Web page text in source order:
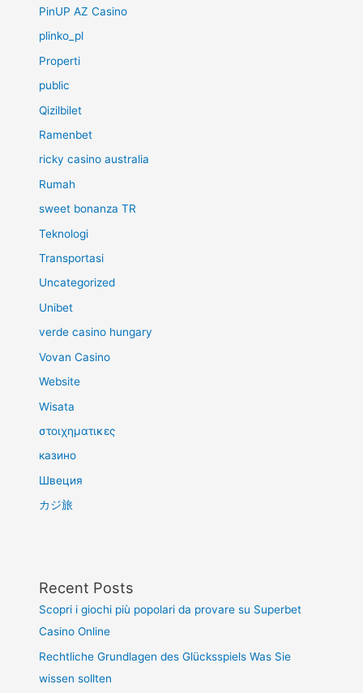
PinUP AZ Casino
plinko_pl
Properti
public
Qizilbilet
Ramenbet
ricky casino australia
Rumah
sweet bonanza TR
Teknologi
Transportasi
Uncategorized
Unibet
verde casino hungary
Vovan Casino
Website
Wisata
στοιχηματικες
казино
Швеция
カジ旅
Recent Posts
Scopri i giochi più popolari da provare su Superbet
Casino Online
Rechtliche Grundlagen des Glücksspiels Was Sie
wissen sollten